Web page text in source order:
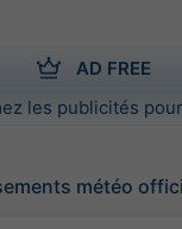
AD FREE
les publicités
météo